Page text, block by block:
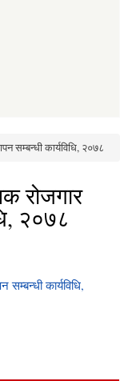
सम्बन्धी कार्यविधि, २०७८
रोजगार
२०७८
कार्यविधि,